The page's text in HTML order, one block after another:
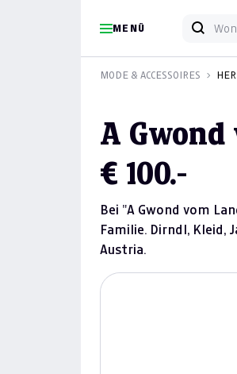
MENÜ
MODE & ACCESSOIRES
A Gwond
€ 100.-
Bei "A Gwond vom
Familie. Dirndl, Kleid,
Austria.